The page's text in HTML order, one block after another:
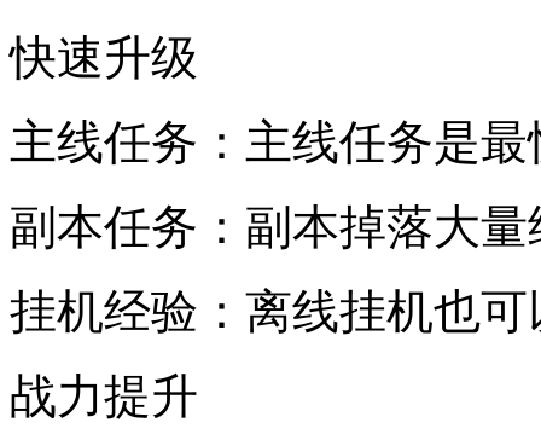
快速升级
主线任务：主线任务是
副本任务：副本掉落大
挂机经验：离线挂机也
战力提升